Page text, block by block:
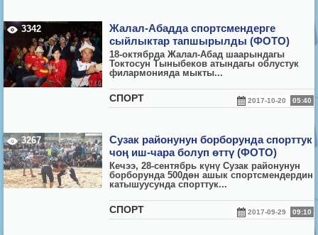
3342
Жалал-Абадда спортсмендерге
сыйлыктар тапшырылды (ФОТО)
18-октябрда Жалал-Абад шаарындагы
Токтосун Тыныбеков атындагы облустук
филармонияда мыкты...
СПОРТ 2017-10-20 05:40
3267
Сузак районунун борборунда спорттук
чоң иш-чара болуп өттү (ФОТО)
Кечээ, 28-сентябрь күнү Сузак районунун
борборунда 500дөн ашык спортсмендердин
катышуусунда спорттук...
СПОРТ 2017-09-29 09:10